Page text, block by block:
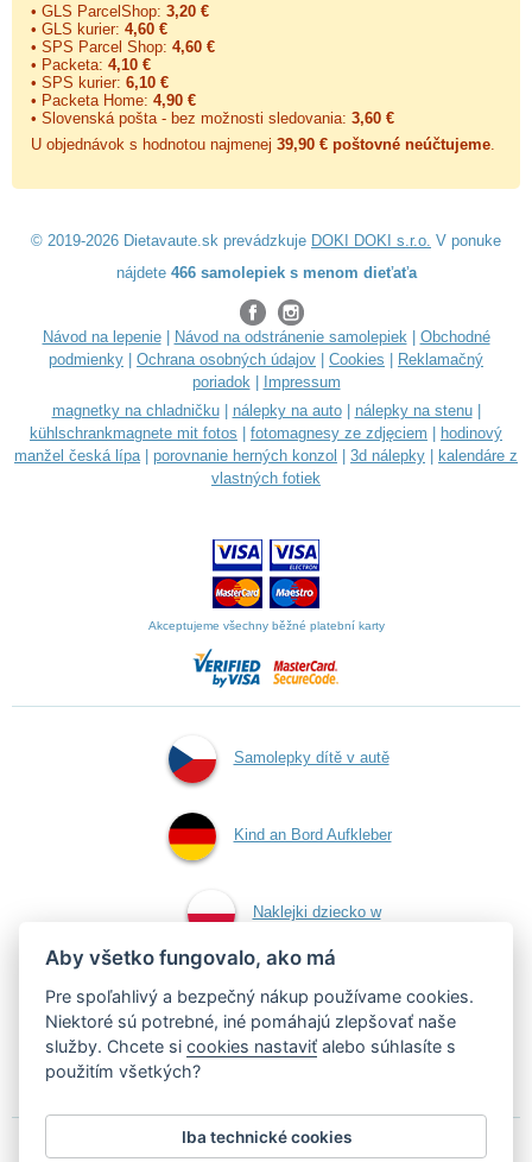
• GLS ParcelShop: 3,20 €
• GLS kurier: 4,60 €
• SPS Parcel Shop: 4,60 €
• Packeta: 4,10 €
• SPS kurier: 6,10 €
• Packeta Home: 4,90 €
• Slovenská pošta - bez možnosti sledovania: 3,60 €
U objednávok s hodnotou najmenej 39,90 € poštovné neúčtujeme
© 2019-2026 Dietavaute.sk prevádzkuje DOKI DOKI s.r.o. V ponuke
nájdete 466 samolepiek s menom dieťaťa
Návod na lepenie| Návod na odstránenie samolepiek| Obchodné
podmienky
Ochrana osobných údajov Cookies
Reklamačný
poriadok|
Impressum
magnetky na chladničku| nálepky na auto| nálepky na stenu|
kühlschrankmagnete mit fotos
fotomagnesy ze zdjęciem
hodinový
manžel česká lípa| porovnanie herných konzol 3d nálepky
kalendáre z
vlastných fotiek
Akceptujeme všechny běžné platební karty
Samolepky dítě v autě
Kind an Bord Aufkleber
Naklejki dziecko w
aucie
Podľa zákona o evidencii tržieb je predávajúci povinný vystaviť
Aby všetko fungovalo, ako má
Pre spoľahlivý a bezpečný nákup používame cookies.
Niektoré sú potrebné, iné pomáhajú zlepšovať naše
služby. Chcete sicookies nastaviť alebo súhlasíte s
použitím všetkých?
Iba technické cookies